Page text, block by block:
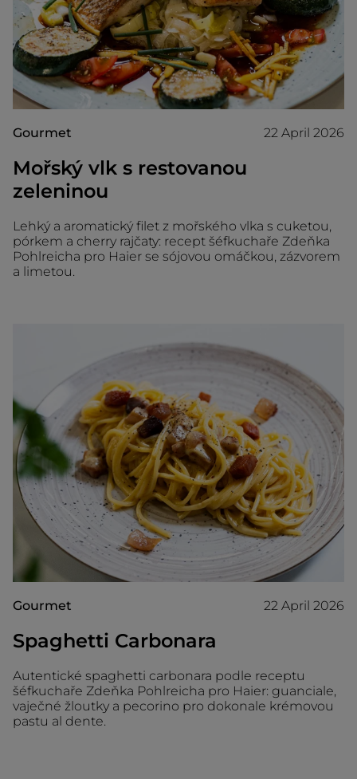
Gourmet 22 April 2026
Mořský vlk s restovanou
zeleninou
Lehký a aromatický filet z mořského vlka s cuketou,
pórkem a cherry rajčaty: recept šéfkuchaře Zdeňka
Pohlreicha pro Haier se sójovou omáčkou, zázvorem
a limetou.
Gourmet 22 April 2026
Spaghetti Carbonara
Autentické spaghetti carbonara podle receptu
šéfkuchaře Zdeňka Pohlreicha pro Haier: guanciale,
vaječné žloutky a pecorino pro dokonale krémovou
pastu al dente.